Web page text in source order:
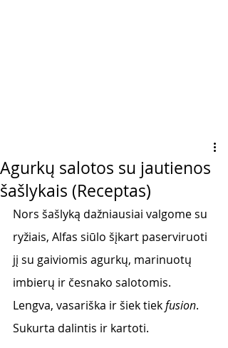
Agurkų salotos su jautienos
šašlykais (Receptas)
Nors šašlyką dažniausiai valgome su
ryžiais, Alfas siūlo šįkart paserviruoti
jį su gaiviomis agurkų, marinuotų
imbierų ir česnako salotomis.
Lengva, vasariška ir šiek tiek fusion.
Sukurta dalintis ir kartoti.